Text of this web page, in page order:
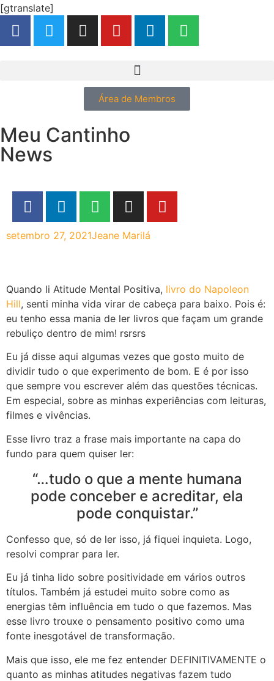
[gtranslate]
Área de Membros
Meu Cantinho
News
setembro 27, 2021Jeane Marilá
Quando li Atitude Mental Positiva, livro do Napoleon
Hill, senti minha vida virar de cabeça para baixo. Pois é:
eu tenho essa mania de ler livros que façam um grande
rebuliço dentro de mim! rsrsrs
Eu já disse aqui algumas vezes que gosto muito de
dividir tudo o que experimento de bom. E é por isso
que sempre vou escrever além das questões técnicas.
Em especial, sobre as minhas experiências com leituras,
filmes e vivências.
Esse livro traz a frase mais importante na capa do
fundo para quem quiser ler:
“…tudo o que a mente humana
pode conceber e acreditar, ela
pode conquistar.”
Confesso que, só de ler isso, já fiquei inquieta. Logo,
resolvi comprar para ler.
Eu já tinha lido sobre positividade em vários outros
títulos. Também já estudei muito sobre como as
energias têm influência em tudo o que fazemos. Mas
esse livro trouxe o pensamento positivo como uma
fonte inesgotável de transformação.
Mais que isso, ele me fez entender DEFINITIVAMENTE o
quanto as minhas atitudes negativas fazem tudo